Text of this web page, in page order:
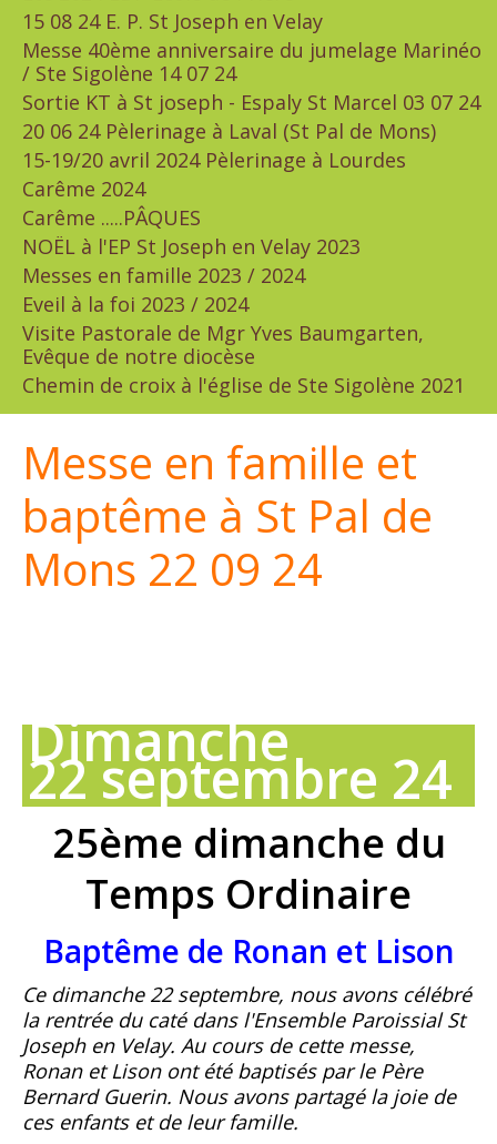
15 08 24 E. P. St Joseph en Velay
Messe 40ème anniversaire du jumelage Marinéo
/ Ste Sigolène 14 07 24
Sortie KT à St joseph - Espaly St Marcel 03 07 24
20 06 24 Pèlerinage à Laval (St Pal de Mons)
15-19/20 avril 2024 Pèlerinage à Lourdes
Carême 2024
Carême .....PÂQUES
NOËL à l'EP St Joseph en Velay 2023
Messes en famille 2023 / 2024
Eveil à la foi 2023 / 2024
Visite Pastorale de Mgr Yves Baumgarten,
Evêque de notre diocèse
Chemin de croix à l'église de Ste Sigolène 2021
Messe en famille et
baptême à St Pal de
Mons 22 09 24
Dimanche
22 septembre 24
25ème dimanche du
Temps Ordinaire
Baptême de Ronan et Lison
Ce dimanche 22 septembre, nous avons célébré
la rentrée du caté dans l'Ensemble Paroissial St
Joseph en Velay. Au cours de cette messe,
Ronan et Lison ont été baptisés par le Père
Bernard Guerin. Nous avons partagé la joie de
ces enfants et de leur famille.